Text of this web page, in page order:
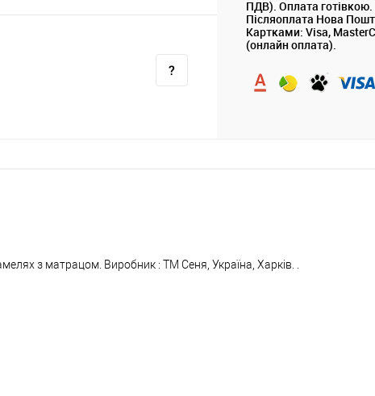
ПДВ). Оплата готівкою.
Післяоплата Нова
Картками: Visa,
(онлайн оплата).
з матрацом. Виробник : ТМ Сеня, Україна, Харків. .